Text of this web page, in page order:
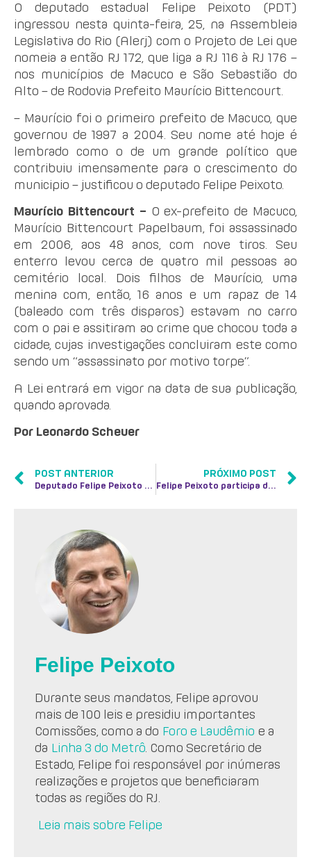
O deputado estadual Felipe Peixoto (PDT)
ingressou nesta quinta-feira, 25, na Assembleia
Legislativa do Rio (Alerj) com o Projeto de Lei que
nomeia a então RJ 172, que liga a RJ 116 à RJ 176 –
nos municípios de Macuco e São Sebastião do
Alto – de Rodovia Prefeito Maurício Bittencourt.
– Maurício foi o primeiro prefeito de Macuco, que
governou de 1997 a 2004. Seu nome até hoje é
lembrado como o de um grande político que
contribuiu imensamente para o crescimento do
municipio – justificou o deputado Felipe Peixoto.
Maurício Bittencourt – O ex-prefeito de Macuco,
Maurício Bittencourt Papelbaum, foi assassinado
em 2006, aos 48 anos, com nove tiros. Seu
enterro levou cerca de quatro mil pessoas ao
cemitério local. Dois filhos de Maurício, uma
menina com, então, 16 anos e um rapaz de 14
(baleado com três disparos) estavam no carro
com o pai e assitiram ao crime que chocou toda a
cidade, cujas investigações concluiram este como
sendo um “assassinato por motivo torpe”.
A Lei entrará em vigor na data de sua publicação,
quando aprovada.
Por Leonardo Scheuer
POST ANTERIOR
Deputado Felipe Peixoto propõe moção de aplausos ao Grêmio Recreativo e Cultural Escola de Samba Sabiá
PRÓXIMO POST
Felipe Peixoto participa de encontros com produtores rurais em Nova Friburgo
Felipe Peixoto
Durante seus mandatos, Felipe aprovou
mais de 100 leis e presidiu importantes
Comissões, como a do Foro e Laudêmio e a
da Linha 3 do Metrô . Como Secretário de
Estado, Felipe foi responsável por inúmeras
realizações e projetos que beneficiaram
todas as regiões do RJ.
Leia mais sobre Felipe